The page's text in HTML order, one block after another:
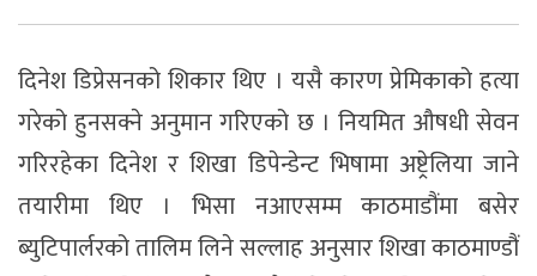
दिनेश डिप्रेसनको शिकार थिए । यसै कारण प्रेमिकाको हत्या
गरेको हुनसक्ने अनुमान गरिएको छ । नियमित औषधी सेवन
गरिरहेका दिनेश र शिखा डिपेन्डेन्ट भिषामा अष्ट्रेलिया जाने
तयारीमा थिए । भिसा नआएसम्म काठमाडौंमा बसेर
ब्युटिपार्लरको तालिम लिने सल्लाह अनुसार शिखा काठमाण्डौं